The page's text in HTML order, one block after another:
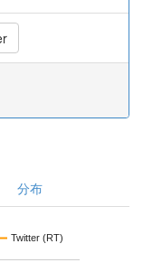
分布
Twitter (RT)